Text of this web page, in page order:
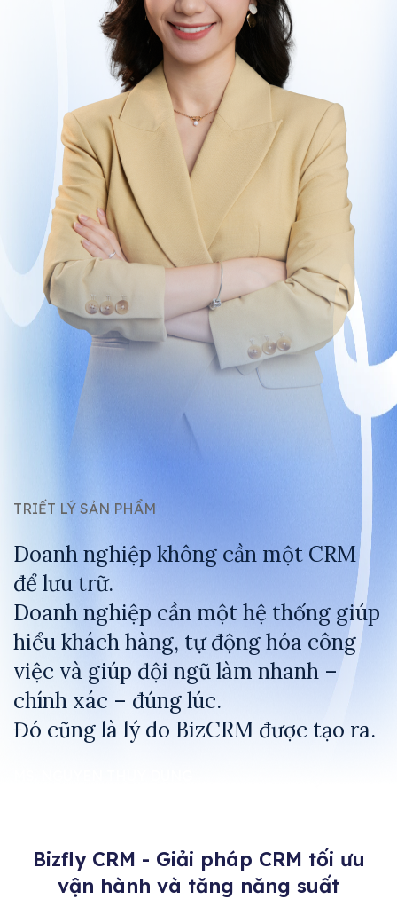
TRIẾT LÝ SẢN PHẨM
Doanh nghiệp không cần một CRM
để lưu trữ.
Doanh nghiệp cần một hệ thống giúp
hiểu khách hàng, tự động hóa công
việc và giúp đội ngũ làm nhanh –
chính xác – đúng lúc.
Đó cũng là lý do BizCRM được tạo ra.
Bizfly CRM - Giải pháp CRM tối ưu
vận hành và tăng năng suất